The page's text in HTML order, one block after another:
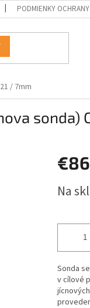
PODMIENKY OCHRANY
/ 7mm
sonda)
cena:
Na
Sonda
v cílové